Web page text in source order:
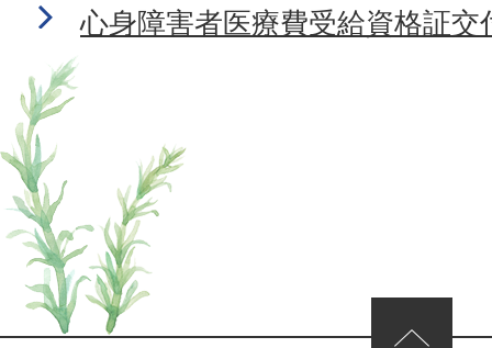
心身障害者医療費受給資格証交
ページの先頭へ